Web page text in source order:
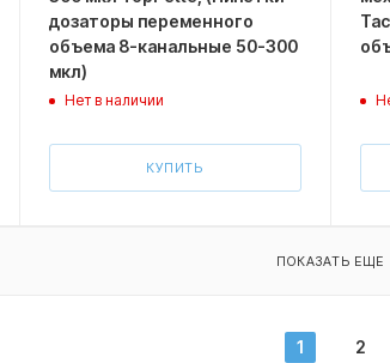
дозаторы переменного
объема 8-канальные 50-300
мкл)
Нет в наличии
КУПИТЬ
ПОКАЗАТЬ ЕЩЕ
1 2